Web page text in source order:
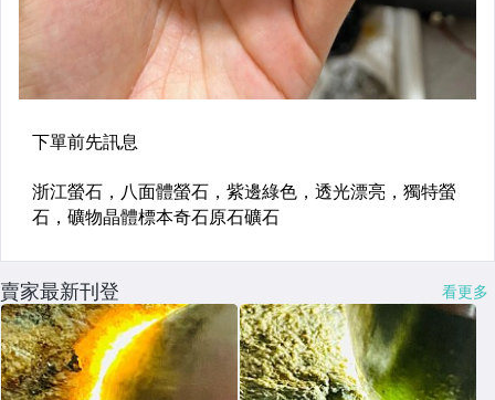
賣家最新刊登 看更多